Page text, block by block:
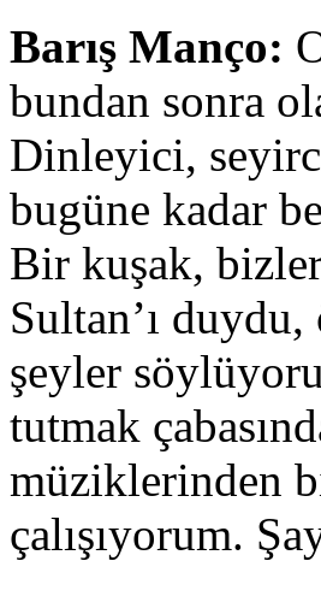
Barış Manço:
bundan sonra
Dinleyici,
bugüne kadar
Bir kuşak,
Sultan’ı
şeyler
tutmak
müziklerinden
çalışıyorum.